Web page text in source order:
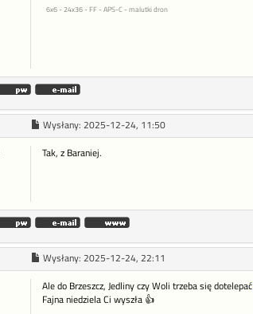
6x6 - 24x36 - FF - APS-C - malutki dron
Wysłany: 2025-12-24, 11:50
Tak, z Baraniej.
Wysłany: 2025-12-24, 22:11
Ale do Brzeszcz, Jedliny czy Woli trzeba się dotelepać
Fajna niedziela Ci wyszła 👍